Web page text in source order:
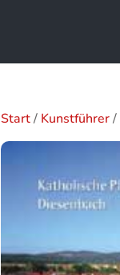
Start/ Kunstführer/